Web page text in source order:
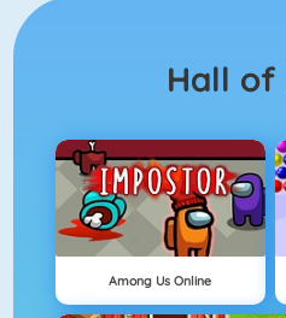
Hall of
Among Us Online